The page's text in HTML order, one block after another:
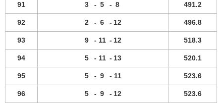
91 3 - 5 - 8 491.2
92 2 - 6 - 12 496.8
93 9 - 11 - 12 518.3
94 5 - 11 - 13 520.1
95 5 - 9 - 11 523.6
96 5 - 9 - 12 523.6